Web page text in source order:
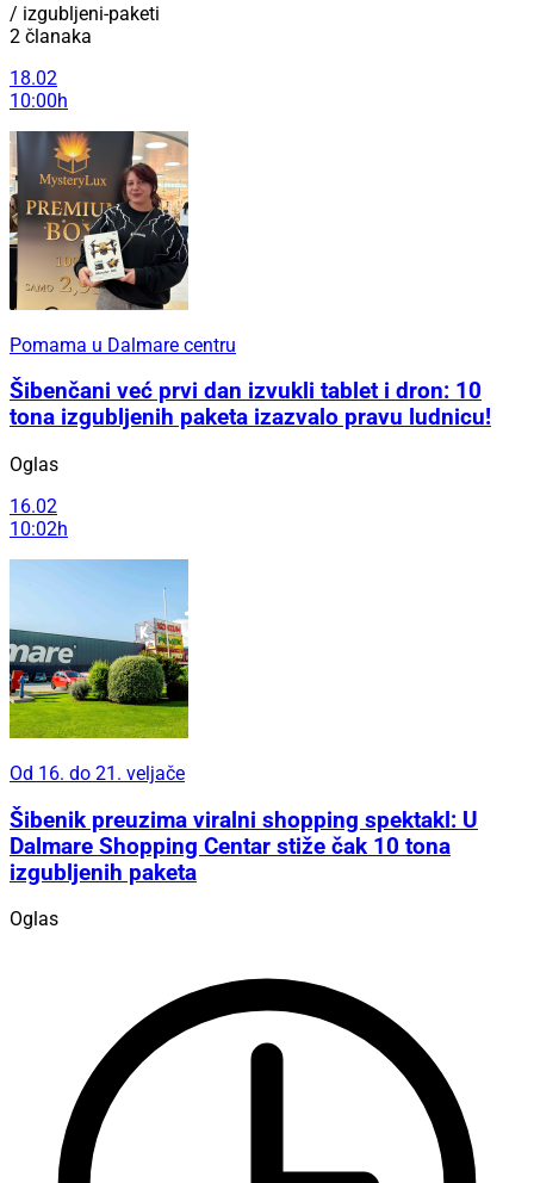
/ izgubljeni-paketi
2 članaka
18.02
10:00h
Pomama u Dalmare centru
Šibenčani već prvi dan izvukli tablet i dron: 10
tona izgubljenih paketa izazvalo pravu ludnicu!
Oglas
16.02
10:02h
Od 16. do 21. veljače
Šibenik preuzima viralni shopping spektakl: U
Dalmare Shopping Centar stiže čak 10 tona
izgubljenih paketa
Oglas